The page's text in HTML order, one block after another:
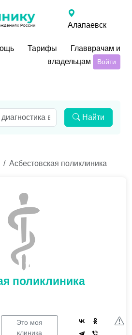
Алапаевск
Тарифы
Главврачам и
владельцам
Войти
Найти
Асбестовская поликлиника
поликлиника
Это моя
клиника